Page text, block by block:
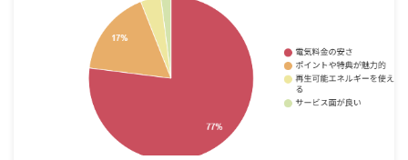
九州電力エリア
四国電力エリア
九州電力エリア
中国電力エリア
四国電力エリア
九州電力エリア
関西電力エリア
中国電力エリア
四国電力エリア
中部電力エリア
関西電力エリア
中国電力エリア
北陸電力エリア
中部電力エリア
関西電力エリア
東京電力エリア
北陸電力エリア
中部電力エリア